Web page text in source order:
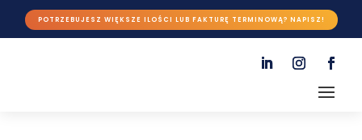
POTRZEBUJESZ WIĘKSZE ILOŚCI LUB FAKTURĘ TERMINOWĄ? NAPISZ!